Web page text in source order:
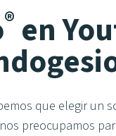
® en
que elegir un
preocupamos